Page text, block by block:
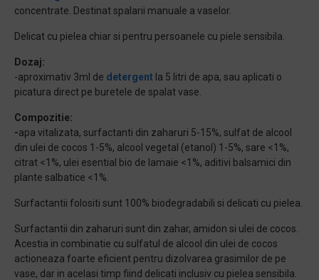
concentrate. Destinat spalarii manuale a vaselor.
Delicat cu pielea chiar si pentru persoanele cu piele sensibila.
Dozaj:
-aproximativ 3ml de detergent la 5 litri de apa, sau aplicati o
picatura direct pe buretele de spalat vase.
Compozitie:
-apa vitalizata, surfactanti din zaharuri 5-15%, sulfat de alcool
din ulei de cocos 1-5%, alcool vegetal (etanol) 1-5%, sare <1%,
citrat <1%, ulei esential bio de lamaie <1%, aditivi balsamici din
plante salbatice <1%.
Surfactantii folositi sunt 100% biodegradabili si delicati cu pielea.
Surfactantii din zaharuri sunt din zahar, amidon si ulei de cocos.
Acestia in combinatie cu sulfatul de alcool din ulei de cocos
actioneaza foarte eficient pentru dizolvarea grasimilor de pe
vase, dar in acelasi timp fiind delicati inclusiv cu pielea sensibila.